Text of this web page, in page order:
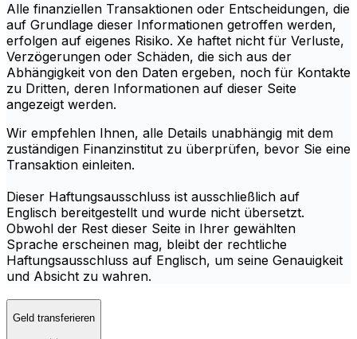
Alle finanziellen Transaktionen oder Entscheidungen, die
auf Grundlage dieser Informationen getroffen werden,
erfolgen auf eigenes Risiko. Xe haftet nicht für Verluste,
Verzögerungen oder Schäden, die sich aus der
Abhängigkeit von den Daten ergeben, noch für Kontakte
zu Dritten, deren Informationen auf dieser Seite
angezeigt werden.
Wir empfehlen Ihnen, alle Details unabhängig mit dem
zuständigen Finanzinstitut zu überprüfen, bevor Sie eine
Transaktion einleiten.
Dieser Haftungsausschluss ist ausschließlich auf
Englisch bereitgestellt und wurde nicht übersetzt.
Obwohl der Rest dieser Seite in Ihrer gewählten
Sprache erscheinen mag, bleibt der rechtliche
Haftungsausschluss auf Englisch, um seine Genauigkeit
und Absicht zu wahren.
Geld transferieren